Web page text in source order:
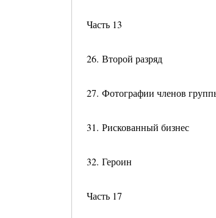
Часть 13
26. Второй разряд
27. Фотографии членов
31. Рискованный бизнес
32. Героин
Часть 17